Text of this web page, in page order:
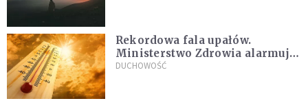
Rekordowa fala upałów.
Ministerstwo Zdrowia alarmuje
po doświadczeniach z czerwca
DUCHOWOŚĆ